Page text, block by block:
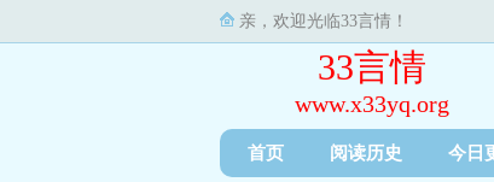
亲，欢迎光临33言情！
33言情
www.x33yq.org
首页 阅读历史 今日